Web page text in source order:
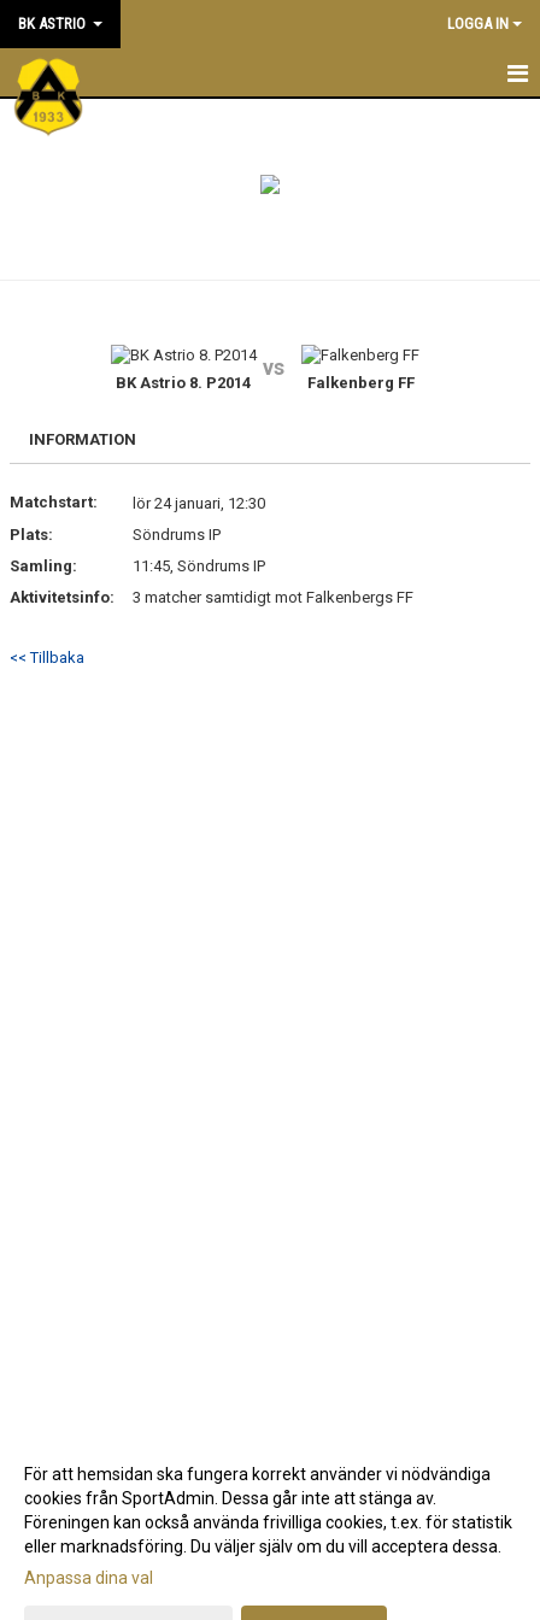
BK ASTRIO LOGGA IN
HEM
BLI MEDLEM
SÖNDRUMS IP
TRYGG I ASTRIO
BK ASTRIO LOPPIS & CAFÉ
BK Astrio 8. P2014
vs
Falkenberg FF
INFORMATION
Matchstart:
lör 24 januari, 12:30
Plats:
Söndrums IP
Samling:
11:45, Söndrums IP
Aktivitetsinfo:
3 matcher samtidigt mot Falkenbergs FF
<< Tillbaka
Gå till Webbversion
För att hemsidan ska fungera korrekt använder vi nödvändiga
cookies från SportAdmin. Dessa går inte att stänga av.
Föreningen kan också använda frivilliga cookies, t.ex. för statistik
eller marknadsföring. Du väljer själv om du vill acceptera dessa.
Anpassa dina val